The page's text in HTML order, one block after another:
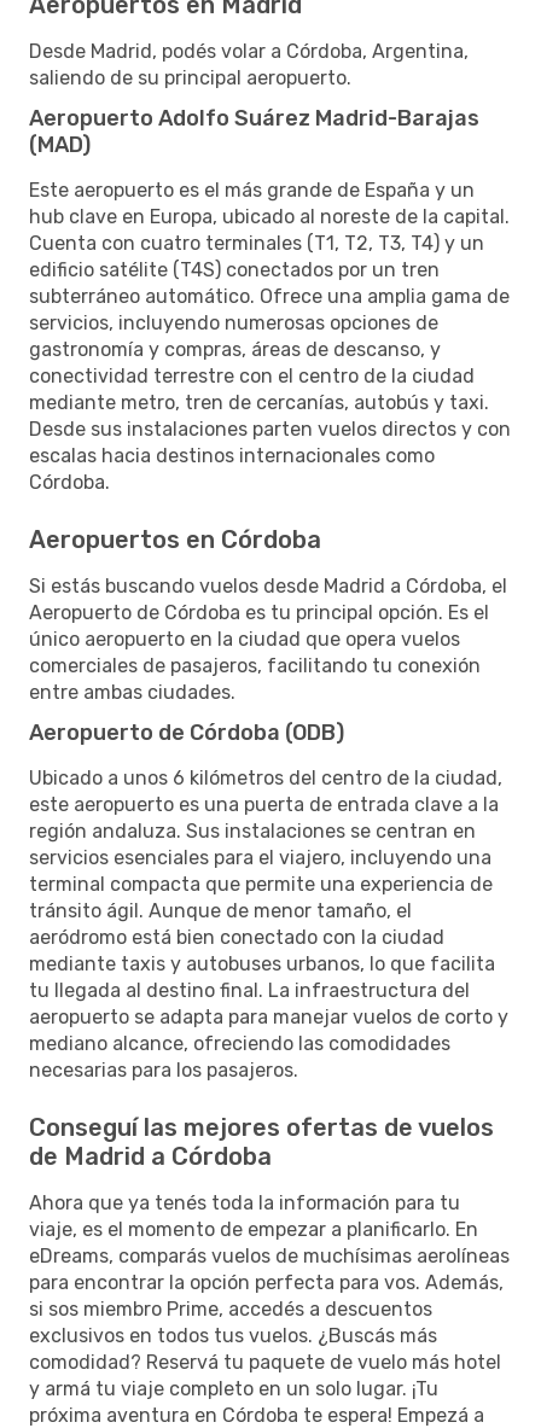
Desde Madrid, podés volar a Córdoba, Argentina,
saliendo de su principal aeropuerto.
Aeropuerto Adolfo Suárez Madrid-Barajas
(MAD)
Este aeropuerto es el más grande de España y un
hub clave en Europa, ubicado al noreste de la capital.
Cuenta con cuatro terminales (T1, T2, T3, T4) y un
edificio satélite (T4S) conectados por un tren
subterráneo automático. Ofrece una amplia gama de
servicios, incluyendo numerosas opciones de
gastronomía y compras, áreas de descanso, y
conectividad terrestre con el centro de la ciudad
mediante metro, tren de cercanías, autobús y taxi.
Desde sus instalaciones parten vuelos directos y con
escalas hacia destinos internacionales como
Córdoba.
Aeropuertos en Córdoba
Si estás buscando vuelos desde Madrid a Córdoba, el
Aeropuerto de Córdoba es tu principal opción. Es el
único aeropuerto en la ciudad que opera vuelos
comerciales de pasajeros, facilitando tu conexión
entre ambas ciudades.
Aeropuerto de Córdoba (ODB)
Ubicado a unos 6 kilómetros del centro de la ciudad,
este aeropuerto es una puerta de entrada clave a la
región andaluza. Sus instalaciones se centran en
servicios esenciales para el viajero, incluyendo una
terminal compacta que permite una experiencia de
tránsito ágil. Aunque de menor tamaño, el
aeródromo está bien conectado con la ciudad
mediante taxis y autobuses urbanos, lo que facilita
tu llegada al destino final. La infraestructura del
aeropuerto se adapta para manejar vuelos de corto y
mediano alcance, ofreciendo las comodidades
necesarias para los pasajeros.
Conseguí las mejores ofertas de vuelos
de Madrid a Córdoba
Ahora que ya tenés toda la información para tu
viaje, es el momento de empezar a planificarlo. En
eDreams, comparás vuelos de muchísimas aerolíneas
para encontrar la opción perfecta para vos. Además,
si sos miembro Prime, accedés a descuentos
exclusivos en todos tus vuelos. ¿Buscás más
comodidad? Reservá tu paquete de vuelo más hotel
y armá tu viaje completo en un solo lugar. ¡Tu
próxima aventura en Córdoba te espera! Empezá a